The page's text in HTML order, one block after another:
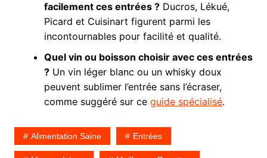
facilement ces entrées ?Ducros, Lékué,
Picard et Cuisinart figurent parmi les
incontournables pour facilité et qualité.
Quel vin ou boisson choisir avec ces entrées
?Un vin léger blanc ou un whisky doux
peuvent sublimer l’entrée sans l’écraser,
comme suggéré sur ce guide spécialisé.
Alimentation Saine Entrées